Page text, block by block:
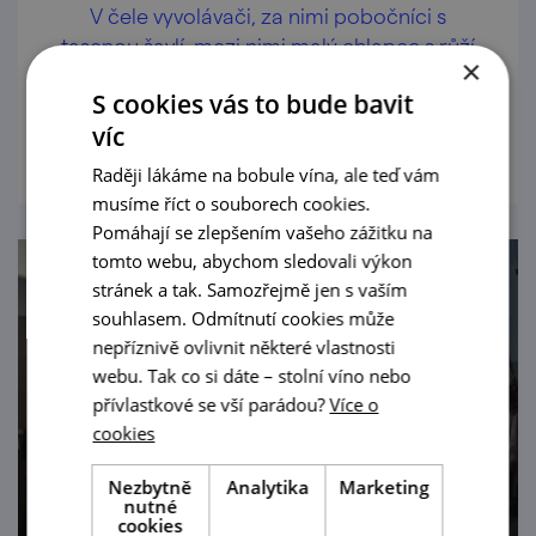
V čele vyvolávači, za nimi pobočníci s
tasenou šavlí, mezi nimi malý chlapec s růží
mezi rty, další vyvolávači a ostatní jezdci…×
S cookies vás to bude bavit
víc
Raději lákáme na bobule vína, ale teď vám
musíme říct o souborech cookies.
Pomáhají se zlepšením vašeho zážitku na
tomto webu, abychom sledovali výkon
stránek a tak. Samozřejmě jen s vaším
souhlasem. Odmítnutí cookies může
nepříznivě ovlivnit některé vlastnosti
webu. Tak co si dáte – stolní víno nebo
přívlastkové se vší parádou?Více o
cookies
Nezbytně
nutné
cookies
Analytika Marketing